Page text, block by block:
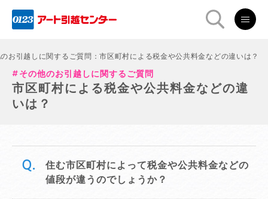
お引越しに関するご質問：市区町村による税金や公共料金などの違いは？
その他のお引越しに関するご質問
市区町村による税金や公共料金などの違
いは？
住む市区町村によって税金や公共料金などの
値段が違うのでしょうか？